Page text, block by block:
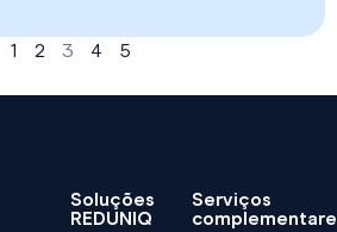
1 2 3 4 5
Soluções
REDUNIQ
Serviços